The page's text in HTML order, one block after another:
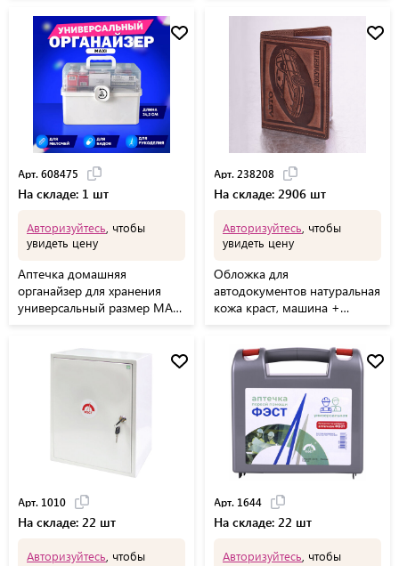
237181
Арт. 608475
На складе: 1 шт
Авторизуйтесь , чтобы
увидеть цену
Аптечка домашняя
органайзер для хранения
универсальный размер MAXI
Арт. 238208
На складе: 2906 шт
Авторизуйтесь , чтобы
увидеть цену
Обложка для
автодокументов натуральная
кожа краст, машина +
Арт. 1010
На складе: 22 шт
Авторизуйтесь , чтобы
Арт. 1644
На складе: 22 шт
Авторизуйтесь , чтобы